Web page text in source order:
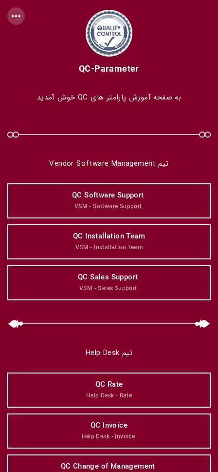
QC-Parameter
به صفحه آموزش پارامتر های QC خوش آمدید
تیم Vendor Software Management
QC Software Support
VSM - Software Support
QC Installation Team
VSM - Installation Team
QC Sales Support
VSM - Sales Support
تیم Help Desk
QC Rate
Help Desk - Rate
QC Invoice
Help Desk - Invoice
QC Change of Management